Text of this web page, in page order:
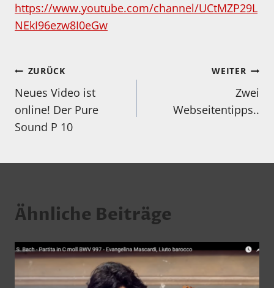
https://www.youtube.com/channel/UCtMZP29L
NEkI96ezw8I0eGw
Beitragsnavigation
ZURÜCK
Neues Video ist
online! Der Pure
Sound P 10
WEITER
Zwei
Webseitentipps..
Ähnliche Beiträge